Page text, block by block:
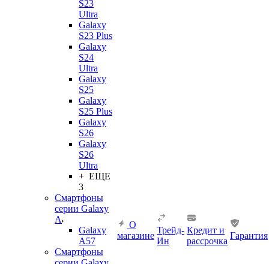
S23
Ultra
Galaxy
S23 Plus
Galaxy
S24
Ultra
Galaxy
S25
Galaxy
S25 Plus
Galaxy
S26
Galaxy
S26
Ultra
+ ЕЩЕ
3
Смартфоны
серии Galaxy
A
Galaxy
A57
Смартфоны
О
магазине
Трейд-
Ин
Кредит и
рассрочка
Гарантия